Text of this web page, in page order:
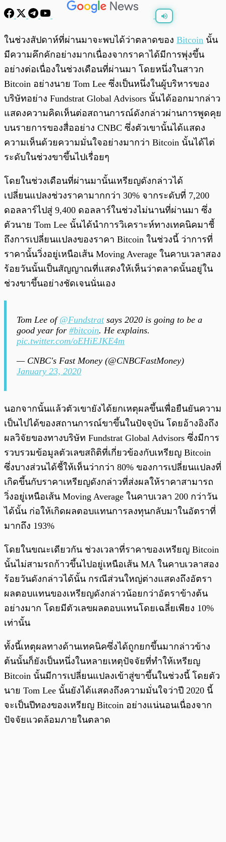
พร้อมเล่น
ในช่วงสัปดาห์ที่ผ่านมาจะพบได้ว่าตลาดของ Bitcoin นั้น
มีความคึกคักอย่างมากเนื่องจากราคาได้มีการพุ่งขึ้น
อย่างต่อเนื่องในช่วงเดือนที่ผ่านมา โดยหนึ่งในสาวก
Bitcoin อย่างนาย Tom Lee ซึ่งเป็นหนึ่งในผู้บริหารของ
บริษัทอย่าง Fundstrat Global Advisors นั้นได้ออกมากล่าว
แสดงความคิดเห็นต่อสถานการณ์ดังกล่าวผ่านการพูดคุย
บนรายการของสื่ออย่าง CNBC ซึ่งตัวเขานั้นได้แสดง
ความเห็นด้วยความมั่นใจอย่างมากว่า Bitcoin นั้นได้ไต่
ระดับในช่วงขาขึ้นไปเรื่อยๆ
โดยในช่วงเดือนที่ผ่านมานั้นเหรียญดังกล่าวได้
เปลี่ยนแปลงช่วงราคามากกว่า 30% จากระดับที่ 7,200
ดอลลาร์ไปสู่ 9,400 ดอลลาร์ในช่วงไม่นานที่ผ่านมา ซึ่ง
ตัวนาย Tom Lee นั้นได้นำการวิเคราะห์ทางเทคนิคมาชี้
ถึงการเปลี่ยนแปลงของราคา Bitcoin ในช่วงนี้ ว่าการที่
ราคานั้นวิ่งอยู่เหนือเส้น Moving Average ในคาบเวลาสอง
ร้อยวันนั้นเป็นสัญญาณที่แสดงให้เห็นว่าตลาดนั้นอยู่ใน
ช่วงขาขึ้นอย่างชัดเจนนั่นเอง
Tom Lee of @Fundstratsays 2020 is going to be a
good year for #bitcoin. He explains.
pic.twitter.com/oEHiEJKE4m
— CNBC's Fast Money (@CNBCFastMoney)
January 23, 2020
นอกจากนั้นแล้วตัวเขายังได้ยกเหตุผลขึ้นเพื่อยืนยันความ
เป็นไปได้ของสถานการณ์ขาขึ้นในปัจจุบัน โดยอ้างอิงถึง
ผลวิจัยของทางบริษัท Fundstrat Global Advisors ซึ่งมีการ
รวบรวมข้อมูลตัวเลขสถิติที่เกี่ยวข้องกับเหรียญ Bitcoin
ซึ่งบางส่วนได้ชี้ให้เห็นว่ากว่า 80% ของการเปลี่ยนแปลงที่
เกิดขึ้นกับราคาเหรียญดังกล่าวที่ส่งผลให้ราคาสามารถ
วิ่งอยู่เหนือเส้น Moving Average ในคาบเวลา 200 กว่าวัน
ได้นั้น ก่อให้เกิดผลตอบแทนการลงทุนกลับมาในอัตราที่
มากถึง 193%
โดยในขณะเดียวกัน ช่วงเวลาที่ราคาของเหรียญ Bitcoin
นั้นไม่สามรถก้าวขึ้นไปอยู่เหนือเส้น MA ในคาบเวลาสอง
ร้อยวันดังกล่าวได้นั้น กรณีส่วนใหญ่ต่างแสดงถึงอัตรา
ผลตอบแทนของเหรียญดังกล่าวน้อยกว่าอัตราข้างต้น
อย่างมาก โดยมีตัวเลขผลตอบแทนโดยเฉลี่ยเพียง 10%
เท่านั้น
ทั้งนี้เหตุผลทางด้านเทคนิคซึ่งได้ถูกยกขึ้นมากล่าวข้าง
ต้นนั้นก็ยังเป็นหนึ่งในหลายเหตุปัจจัยที่ทำให้เหรียญ
Bitcoin นั้นมีการเปลี่ยนแปลงเข้าสู่ขาขึ้นในช่วงนี้ โดยตัว
นาย Tom Lee นั้นยังได้แสดงถึงความมั่นใจว่าปี 2020 นี้
จะเป็นปีทองของเหรียญ Bitcoin อย่างแน่นอนเนื่องจาก
ปัจจัยแวดล้อมภายในตลาด